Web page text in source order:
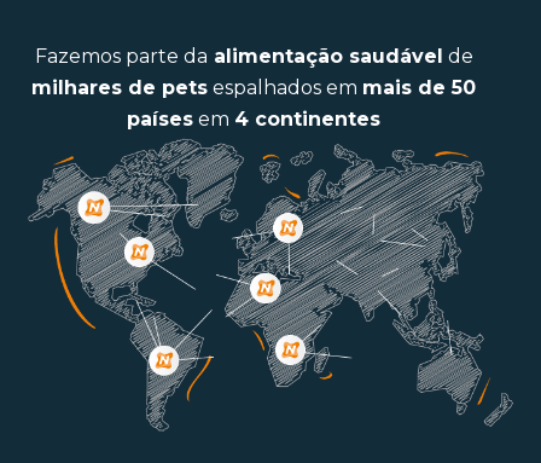
Fazemos parte da alimentação saudável de
milhares de pets espalhados em mais de 50
países em 4 continentes